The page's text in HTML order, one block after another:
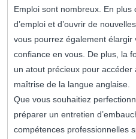
Emploi sont nombreux. En plus
d’emploi et d’ouvrir de
vous pourrez également
confiance en vous. De plus, la
un atout précieux pour
maîtrise de la langue anglaise.
Que vous souhaitiez
préparer un entretien
compétences professionnelles